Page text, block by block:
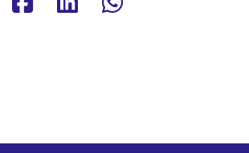
Jaa Facebookissa
Jaa Linkedinissä
Jaa